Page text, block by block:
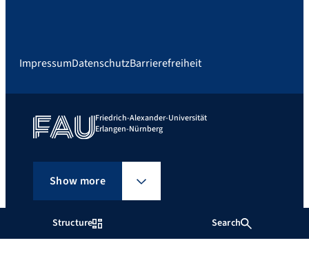
Structure Search
ImpressumDatenschutzBarrierefreiheit
Friedrich-Alexander-Universität
Erlangen-Nürnberg
Show more